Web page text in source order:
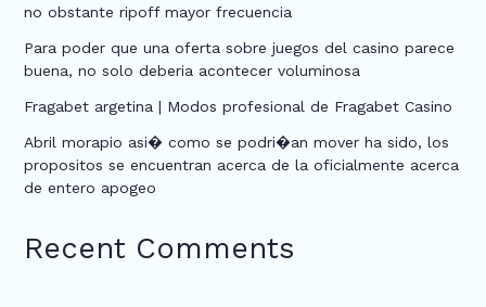
no obstante ripoff mayor frecuencia
Para poder que una oferta sobre juegos del casino parece
buena, no solo deberia acontecer voluminosa
Fragabet argetina | Modos profesional de Fragabet Casino
Abril morapio asi� como se podri�an mover ha sido, los
propositos se encuentran acerca de la oficialmente acerca
de entero apogeo
Recent Comments